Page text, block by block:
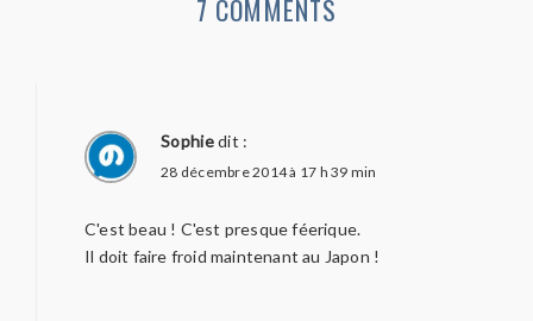
7 COMMENTS
Sophiedit :
28 décembre 2014 à 17 h 39 min
C'est beau ! C'est presque féerique.
Il doit faire froid maintenant au Japon !